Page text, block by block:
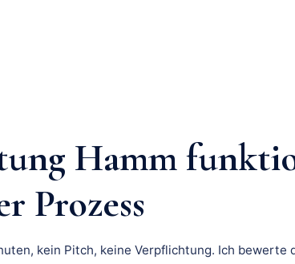
Hamm
Prozess
kein Pitch, keine Verpflichtung. Ich bewerte